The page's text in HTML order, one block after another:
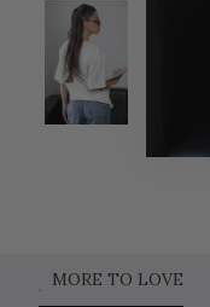
MORE TO LOVE